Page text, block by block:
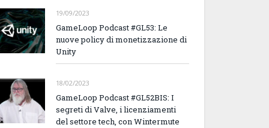
19/09/2023
GameLoop Podcast #GL53: Le
nuove policy di monetizzazione di
Unity
18/02/2023
GameLoop Podcast #GL52BIS: I
segreti di Valve, i licenziamenti
del settore tech, con Wintermute